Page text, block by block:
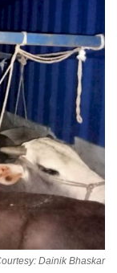
Dainik Bhaskar